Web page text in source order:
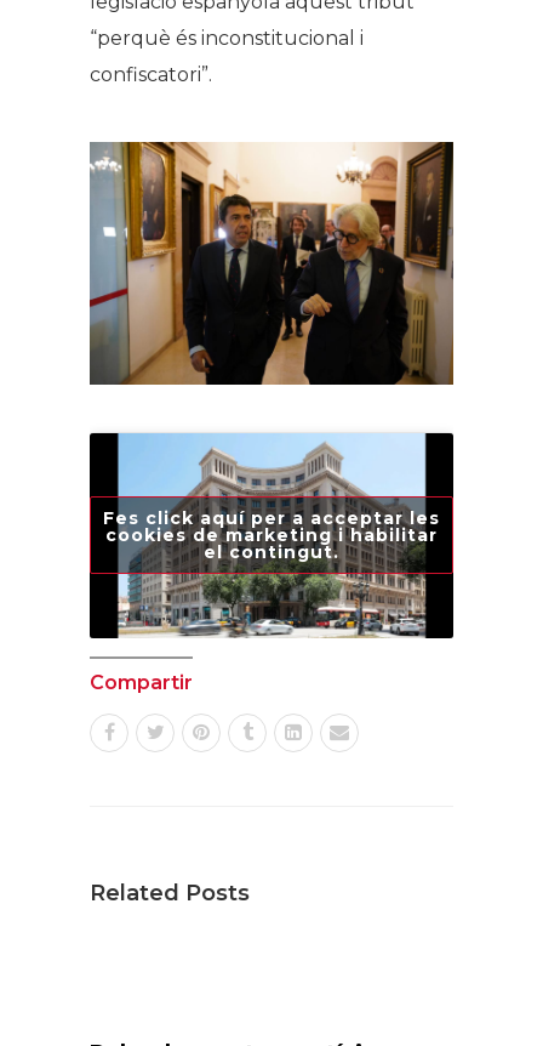
“perquè és inconstitucional i
confiscatori”.
Fes click aquí per a acceptar les
cookies de marketing i habilitar
el contingut.
Compartir
Related Posts